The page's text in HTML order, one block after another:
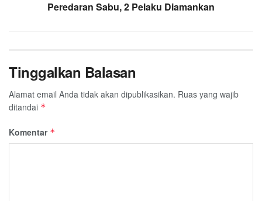
Peredaran Sabu, 2 Pelaku Diamankan
Tinggalkan Balasan
Alamat email Anda tidak akan dipublikasikan. Ruas yang wajib
ditandai *
Komentar *